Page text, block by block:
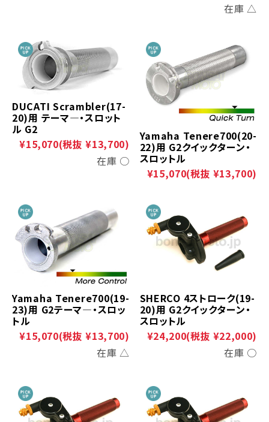
在庫 △
DUCATI Scrambler(17-
20)用 テーマ―・スロット
ル G2
¥15,070(税抜 ¥13,700)
在庫 ○
Yamaha Tenere700(20-
22)用 G2クイックターン・
スロットル
¥15,070(税抜 ¥13,700)
Yamaha Tenere700(19-
23)用 G2テーマ―・スロッ
トル
¥15,070(税抜 ¥13,700)
在庫 △
SHERCO 4ストローク(19-
20)用 G2クイックターン・
スロットル
¥24,200(税抜 ¥22,000)
在庫 ○